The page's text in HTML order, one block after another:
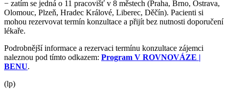
−⁠ zatím se jedná o 11 pracovišť v 8 městech (Praha, Brno, Ostrava,
Olomouc, Plzeň, Hradec Králové, Liberec, Děčín). Pacienti si
mohou rezervovat termín konzultace a přijít bez nutnosti doporučení
lékaře.
Podrobnější informace a rezervaci termínu konzultace zájemci
naleznou pod tímto odkazem: Program V ROVNOVÁZE |
BENU.
(lp)